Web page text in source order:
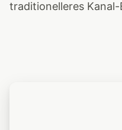
traditionelleres